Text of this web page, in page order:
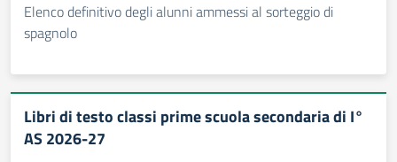
Elenco definitivo degli alunni ammessi al sorteggio di
spagnolo
Libri di testo classi prime scuola secondaria di I°
AS 2026-27